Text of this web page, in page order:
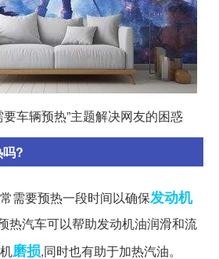
要车辆预热”主题解决网友的困惑
?
需要预热一段时间以确保发动机
热汽车可以帮助发动机油润滑和流
磨损,同时也有助于加热汽油。